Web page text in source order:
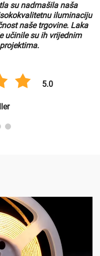
naša
Laka
Rad s
neonska
Cijenimo
pojednostavilo